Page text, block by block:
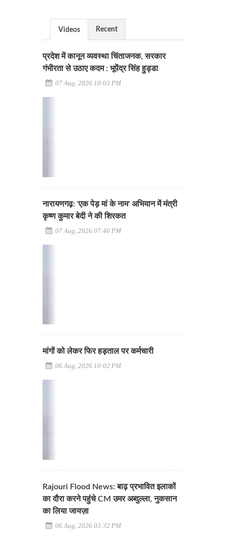
Videos Recent
प्रदेश में कानून व्यवस्था चिंताजनक, सरकार
गंभीरता से उठाए कदम : भूपेंद्र सिंह हुड्डा
07 Aug, 2026 10:03 PM
नारायणगढ़: 'एक पेड़ मां के नाम' अभियान में मंत्री
कृष्ण कुमार बेदी ने की शिरकत
07 Aug, 2026 07:40 PM
मांगों को लेकर फिर हड़ताल पर कर्मचारी
06 Aug, 2026 10:02 PM
Rajouri Flood News: बाढ़ प्रभावित इलाकों
का दौरा करने पहुंचे CM उमर अब्दुल्ला, नुकसान
का लिया जायज़ा
06 Aug, 2026 03:32 PM